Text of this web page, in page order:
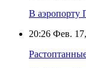
В аэропорту
20:26 Фев.